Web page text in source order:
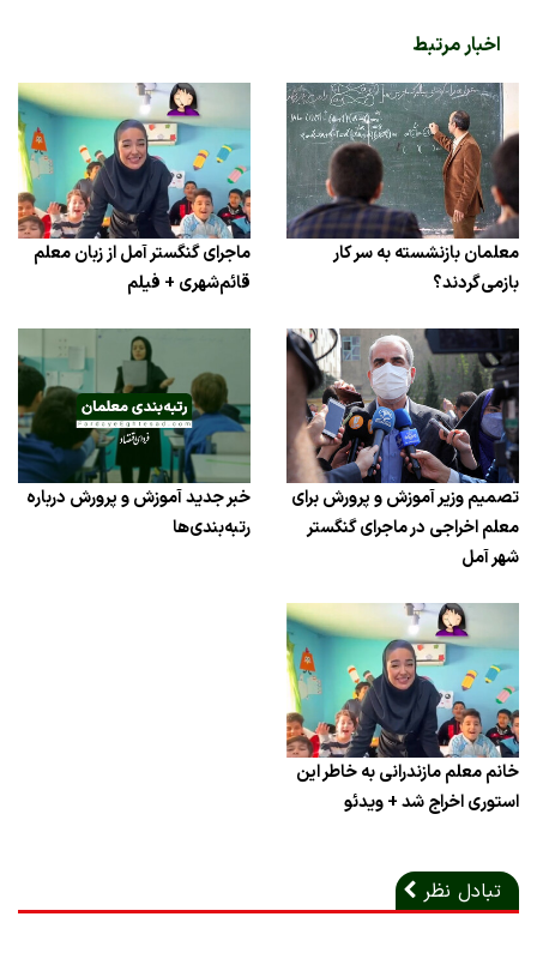
اخبار مرتبط
معلمان بازنشسته به سر کار
بازمی‌گردند؟
ماجرای گنگستر آمل از زبان معلم
قائم‌شهری + فیلم
تصمیم وزیر آموزش و پرورش برای
معلم اخراجی در ماجرای گنگستر
شهر آمل
خبر جدید آموزش و پرورش درباره
رتبه‌بندی‌ها
خانم معلم مازندرانی به خاطر این
استوری اخراج شد + ویدئو
تبادل نظر